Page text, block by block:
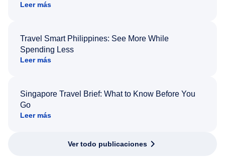
Leer más
Travel Smart Philippines: See More While
Spending Less
Leer más
Singapore Travel Brief: What to Know Before You
Go
Leer más
Ver todo publicaciones